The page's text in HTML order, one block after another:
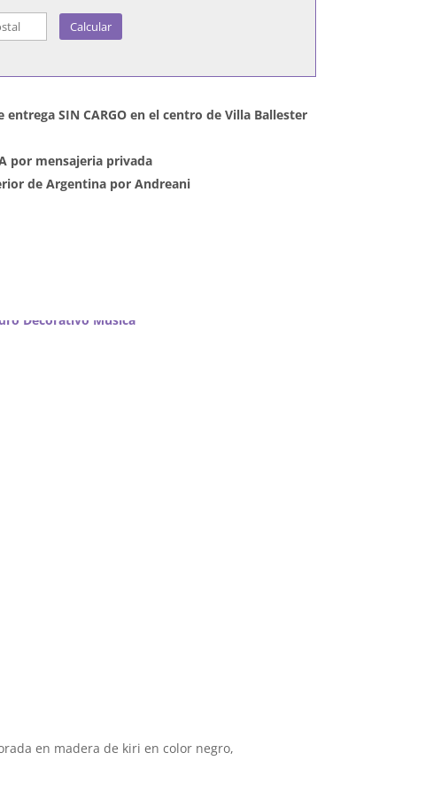
Calcular
SIN CARGO en el centro de Villa Ballester
por mensajeria privada
de Argentina por Andreani
en madera de kiri en color negro,